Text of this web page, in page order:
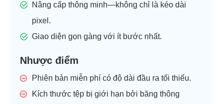
Nâng cấp thông minh—không chỉ là kéo dài
pixel.
Giao diện gọn gàng với ít bước nhất.
Nhược điểm
Phiên bản miễn phí có độ dài đầu ra tối thiểu.
Kích thước tệp bị giới hạn bởi băng thông